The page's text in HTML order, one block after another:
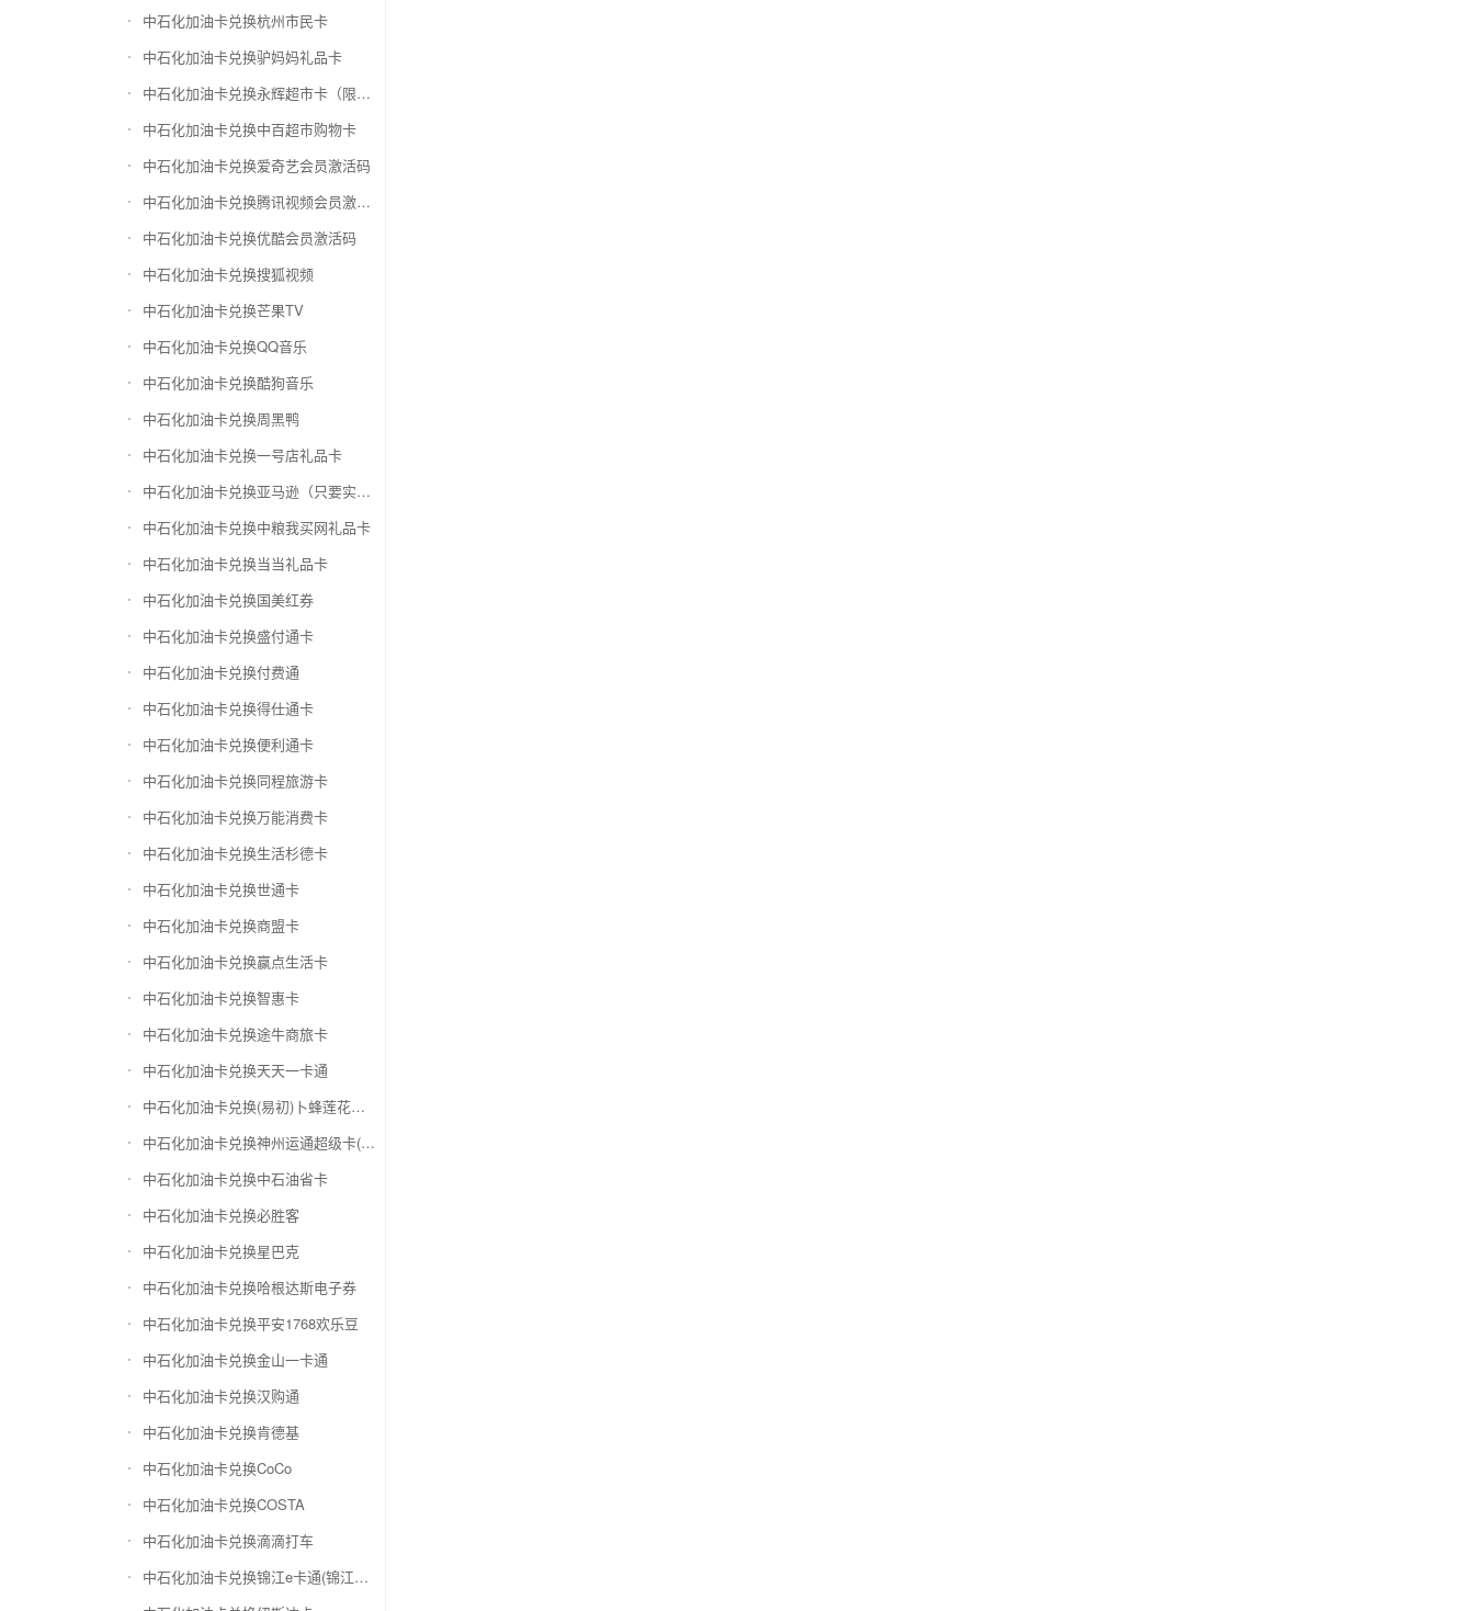
中石化加油卡兑换杭州市民卡
中石化加油卡兑换驴妈妈礼品卡
中石化加油卡兑换永辉超市卡（限实体卡）
中石化加油卡兑换中百超市购物卡
中石化加油卡兑换爱奇艺会员激活码
中石化加油卡兑换腾讯视频会员激活码
中石化加油卡兑换优酷会员激活码
中石化加油卡兑换搜狐视频
中石化加油卡兑换芒果TV
中石化加油卡兑换QQ音乐
中石化加油卡兑换酷狗音乐
中石化加油卡兑换周黑鸭
中石化加油卡兑换一号店礼品卡
中石化加油卡兑换亚马逊（只要实体卡）
中石化加油卡兑换中粮我买网礼品卡
中石化加油卡兑换当当礼品卡
中石化加油卡兑换国美红券
中石化加油卡兑换盛付通卡
中石化加油卡兑换付费通
中石化加油卡兑换得仕通卡
中石化加油卡兑换便利通卡
中石化加油卡兑换同程旅游卡
中石化加油卡兑换万能消费卡
中石化加油卡兑换生活杉德卡
中石化加油卡兑换世通卡
中石化加油卡兑换商盟卡
中石化加油卡兑换赢点生活卡
中石化加油卡兑换智惠卡
中石化加油卡兑换途牛商旅卡
中石化加油卡兑换天天一卡通
中石化加油卡兑换(易初)卜蜂莲花礼品卡
中石化加油卡兑换神州运通超级卡(运通网购卡)
中石化加油卡兑换中石油省卡
中石化加油卡兑换必胜客
中石化加油卡兑换星巴克
中石化加油卡兑换哈根达斯电子券
中石化加油卡兑换平安1768欢乐豆
中石化加油卡兑换金山一卡通
中石化加油卡兑换汉购通
中石化加油卡兑换肯德基
中石化加油卡兑换CoCo
中石化加油卡兑换COSTA
中石化加油卡兑换滴滴打车
中石化加油卡兑换锦江e卡通(锦江一卡通)